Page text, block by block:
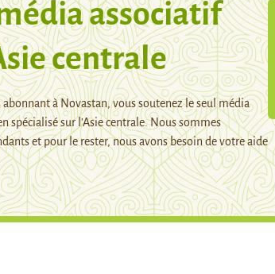
associatif
centrale
abonnant à Novastan, vous soutenez le seul média
spécialisé sur l’Asie centrale. Nous sommes
et pour le rester, nous avons besoin de votre aide